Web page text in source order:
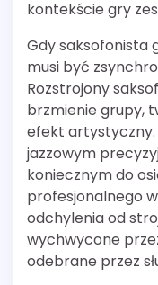
kontekście gry
Gdy saksofonista
musi być
Rozstrojony
brzmienie grupy,
efekt artystyczny.
jazzowym
koniecznym do
profesjonalnego
odchylenia od
wychwycone
odebrane przez